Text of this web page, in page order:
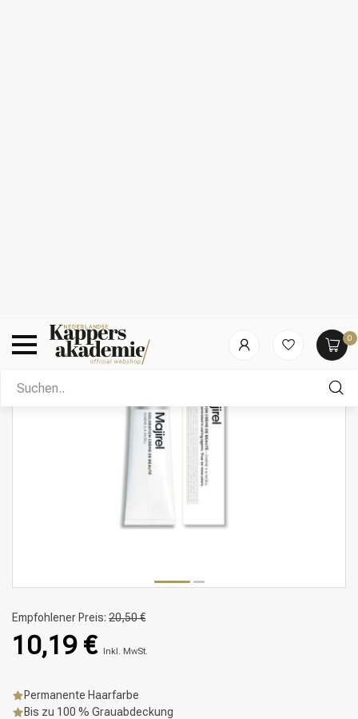
Empfohlener Preis: 20,50 €
10,19 € Inkl. MwSt.
Permanente Haarfarbe
Bis zu 100 % Grauabdeckung